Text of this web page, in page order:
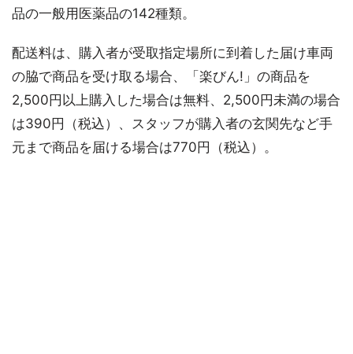
品の一般用医薬品の142種類。
配送料は、購入者が受取指定場所に到着した届け車両
の脇で商品を受け取る場合、「楽びん!」の商品を
2,500円以上購入した場合は無料、2,500円未満の場合
は390円（税込）、スタッフが購入者の玄関先など手
元まで商品を届ける場合は770円（税込）。